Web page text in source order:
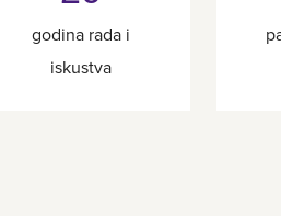
godina rada i
iskustva